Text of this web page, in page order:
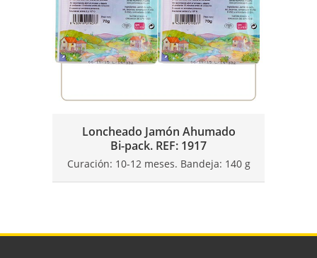
Loncheado Jamón Ahumado
Bi-pack. REF: 1917
Curación: 10-12 meses. Bandeja: 140 g